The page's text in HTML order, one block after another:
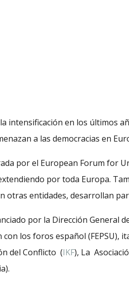
intensificación en los últimos
a las democracias en
por el European Forum for
por toda Europa.
otras entidades, desarrollan
por la Dirección General
con los foros español (FEPSU),
del Conflicto (IKF), La